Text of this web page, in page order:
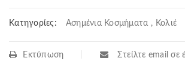
Κατηγορίες: Ασημένια Κοσμήματα , Κολιέ
Εκτύπωση Στείλτε email σε